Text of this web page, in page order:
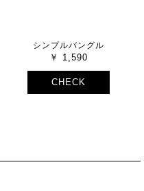
シンプルバングル
1,590
CHECK